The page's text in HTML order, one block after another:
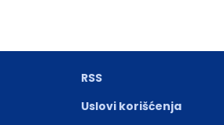
RSS
Uslovi korišćenja